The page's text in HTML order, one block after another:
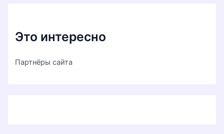
Это интересно
Партнёры сайта